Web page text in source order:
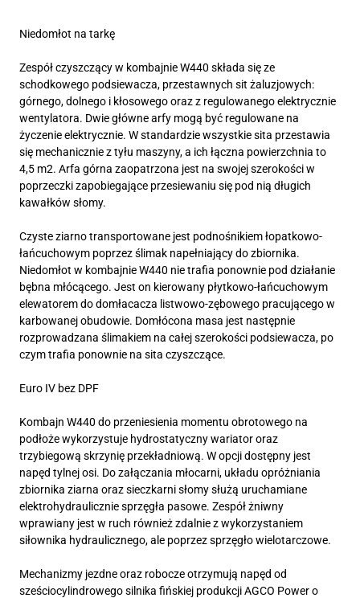
Niedomłot na tarkę
Zespół czyszczący w kombajnie W440 składa się ze
schodkowego podsiewacza, przestawnych sit żaluzjowych:
górnego, dolnego i kłosowego oraz z regulowanego elektrycznie
wentylatora. Dwie główne arfy mogą być regulowane na
życzenie elektrycznie. W standardzie wszystkie sita przestawia
się mechanicznie z tyłu maszyny, a ich łączna powierzchnia to
4,5 m2. Arfa górna zaopatrzona jest na swojej szerokości w
poprzeczki zapobiegające przesiewaniu się pod nią długich
kawałków słomy.
Czyste ziarno transportowane jest podnośnikiem łopatkowo-
łańcuchowym poprzez ślimak napełniający do zbiornika.
Niedomłot w kombajnie W440 nie trafia ponownie pod działanie
bębna młócącego. Jest on kierowany płytkowo-łańcuchowym
elewatorem do domłacacza listwowo-zębowego pracującego w
karbowanej obudowie. Domłócona masa jest następnie
rozprowadzana ślimakiem na całej szerokości podsiewacza, po
czym trafia ponownie na sita czyszczące.
Euro IV bez DPF
Kombajn W440 do przeniesienia momentu obrotowego na
podłoże wykorzystuje hydrostatyczny wariator oraz
trzybiegową skrzynię przekładniową. W opcji dostępny jest
napęd tylnej osi. Do załączania młocarni, układu opróżniania
zbiornika ziarna oraz sieczkarni słomy służą uruchamiane
elektrohydraulicznie sprzęgła pasowe. Zespół żniwny
wprawiany jest w ruch również zdalnie z wykorzystaniem
siłownika hydraulicznego, ale poprzez sprzęgło wielotarczowe.
Mechanizmy jezdne oraz robocze otrzymują napęd od
sześciocylindrowego silnika fińskiej produkcji AGCO Power o